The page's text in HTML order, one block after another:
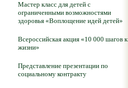
Мастер класс для детей с
ограниченными возможностями
здоровья «Воплощение идей детей»
Всероссийская акция «10 000 шагов к
жизни»
Представление презентации по
социальному контракту